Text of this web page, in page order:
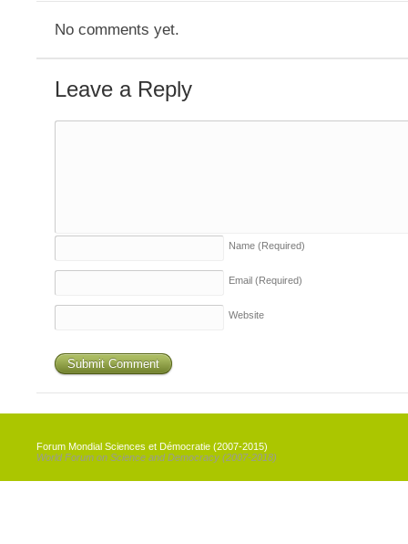
No comments yet.
Leave a Reply
Name (Required)
Email (Required)
Website
Forum Mondial Sciences et Démocratie (2007-2015)
World Forum on Science and Democracy (2007-2018)